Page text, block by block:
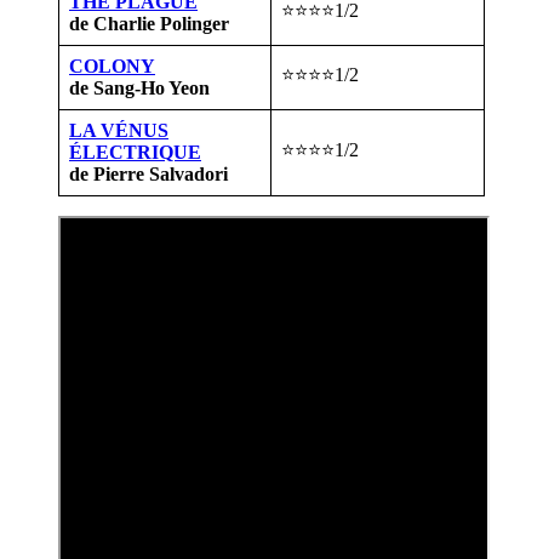
de Charlie Polinger
⭐⭐⭐⭐1/2
COLONY
de Sang-Ho Yeon
⭐⭐⭐⭐1/2
LA VÉNUS
ÉLECTRIQUE
de Pierre Salvadori
⭐⭐⭐⭐1/2